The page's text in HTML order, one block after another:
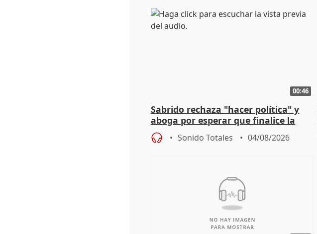
00:46
Sabrido rechaza "hacer política" y
aboga por esperar que finalice la
investigación del incendio
Sonido Totales 04/08/2026